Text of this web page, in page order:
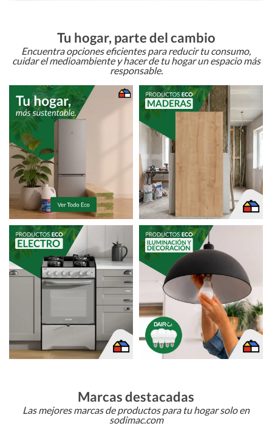
Tu hogar, parte del cambio
Encuentra opciones eficientes para reducir tu consumo,
cuidar el medioambiente y hacer de tu hogar un espacio más
responsable.
Marcas destacadas
Las mejores marcas de productos para tu hogar solo en
sodimac.com